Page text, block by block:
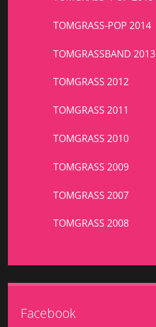
TOMGRASS-POP 2014
TOMGRASSBAND 2013
TOMGRASS 2012
TOMGRASS 2011
TOMGRASS 2010
TOMGRASS 2009
TOMGRASS 2007
TOMGRASS 2008
Facebook